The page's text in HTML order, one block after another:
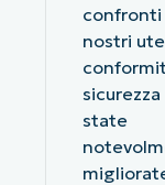
confronti
nostri
state